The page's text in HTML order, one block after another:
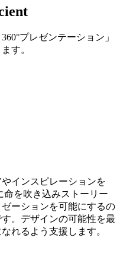
プレゼンテーション」
す。
インスピレーションを
を吹き込みストーリー
ーションを可能にするの
。デザインの可能性を最
れるよう支援します。